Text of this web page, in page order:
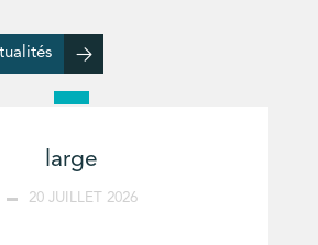
large
20 JUILLET 2026